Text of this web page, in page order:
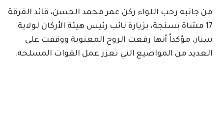
من جانبه رحب اللواء ركن عمر محمد الحسن، قائد الفرقة
17 مشاة بسنجة، بزيارة نائب رئيس هيئة الأركان لولاية
سنار، مؤكداً أنها رفعت الروح المعنوية ووقفت على
العديد من المواضيع التي تعزز عمل القوات المسلحة.